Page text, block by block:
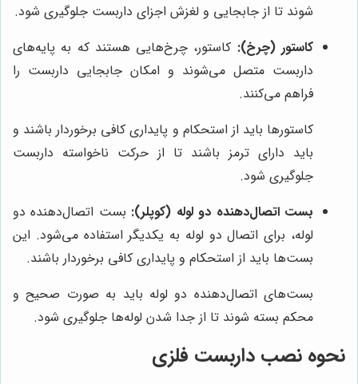
شوند تا از جابجایی و لغزش اجزای داربست جلوگیری شود.
کاستور (چرخ): کاستور، چرخ‌هایی هستند که به پایه‌های
داربست متصل می‌شوند و امکان جابجایی داربست را
فراهم می‌کنند.
کاستورها باید از استحکام و پایداری کافی برخوردار باشند و
باید دارای ترمز باشند تا از حرکت ناخواسته داربست
جلوگیری شود.
بست اتصال‌دهنده دو لوله (کوپلر): بست اتصال‌دهنده دو
لوله، برای اتصال دو لوله به یکدیگر استفاده می‌شود. این
بست‌ها باید از استحکام و پایداری کافی برخوردار باشند.
بست‌های اتصال‌دهنده دو لوله باید به صورت صحیح و
محکم بسته شوند تا از جدا شدن لوله‌ها جلوگیری شود.
نحوه نصب داربست فلزی